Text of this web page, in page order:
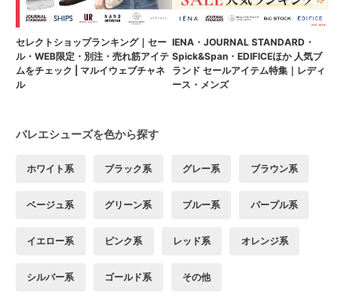
セレクトショップランキング｜セー
ル・WEB限定・別注・売れ筋アイテ
ムをチェック | マルイウェブチャネ
ル
IENA・JOURNAL STANDARD・
Spick&Span・EDIFICEほか 人気ブ
ランド セールアイテム特集｜レディ
ース・メンズ
バレエシューズを色から探す
ホワイト系 ブラック系 グレー系 ブラウン系
ベージュ系 グリーン系 ブルー系 パープル系
イエロー系 ピンク系 レッド系 オレンジ系
シルバー系 ゴールド系 その他